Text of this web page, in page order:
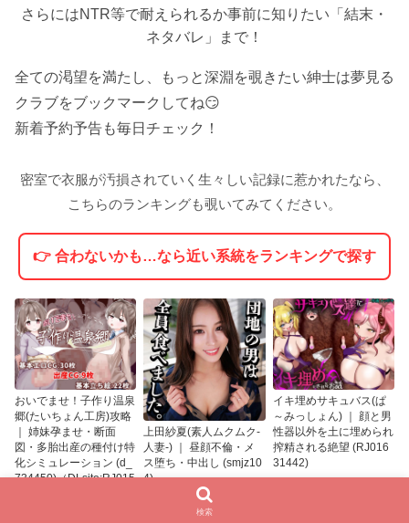
さらにはNTR等で耐えられるか事前に知りたい「結末・
ネタバレ」まで！
全ての渇望を満たし、もっと深淵を覗きたい紳士は夢見る
クラブをブックマークしてね😏
新着予約予告も毎日チェック！
密室で衣服が汚損されていく生々しい記録に惹かれたなら、
こちらのランキングも覗いてみてください。
👉 合わないかも…なら近い系統をランキングで探す
おいでませ！子作り温泉
郷(たいちょん工房)攻略
｜ 姉妹孕ませ・断面
図・多胎出産の種付け特
化シミュレーション (d_
734450)（DLsite:RJ015
上田紗夏(素人ムクムク-
人妻-) ｜ 昼顔不倫・メ
ス堕ち・中出し (smjz10
4)
イキ埋めサキュバス(ぱ
～みっしょん) ｜ 顔と男
性器以外を土に埋められ
搾精される絶望 (RJ016
31442)
検索